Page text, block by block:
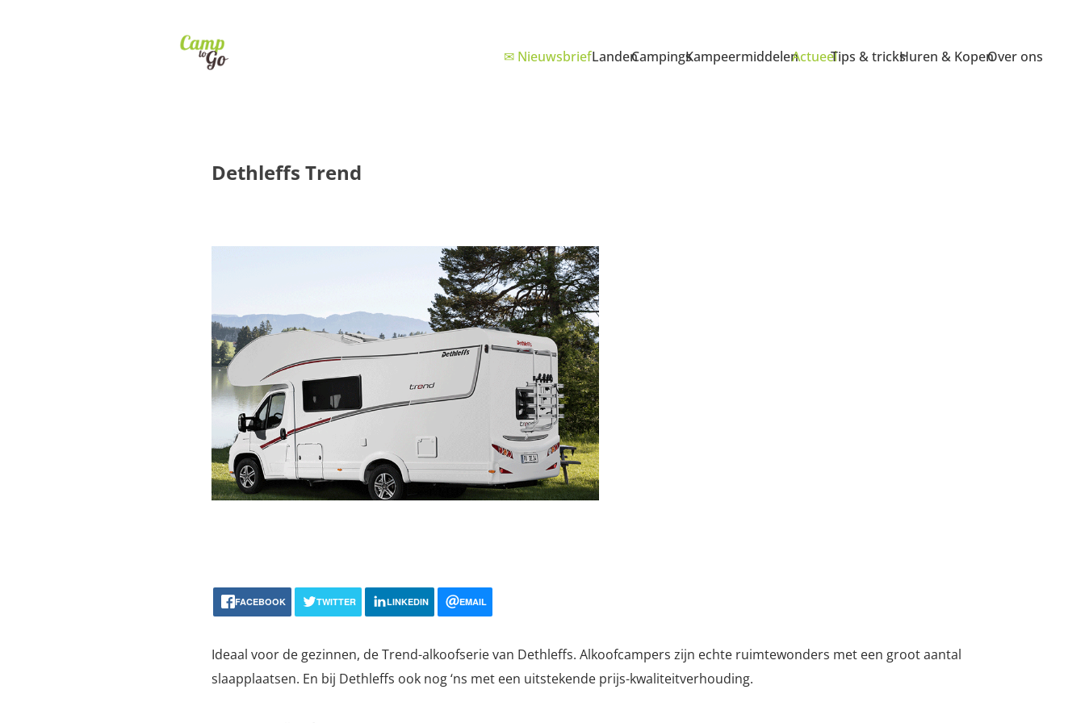
✉ NieuwsbriefLandenCampingsKampeermiddelenActueelTips & tricksHuren & KopenOver ons
Dethleffs Trend
FACEBOOK TWITTER LINKEDIN EMAIL
Ideaal voor de gezinnen, de Trend-alkoofserie van Dethleffs. Alkoofcampers zijn echte ruimtewonders met een groot aantal
slaapplaatsen. En bij Dethleffs ook nog ‘ns met een uitstekende prijs-kwaliteitverhouding.